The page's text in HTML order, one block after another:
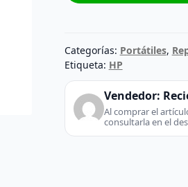
Categorías: Portátiles,
Etiqueta: HP
Vendedor:
Al comprar el
consultarla en el